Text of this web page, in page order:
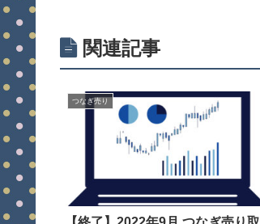
関連記事
つなぎ売り